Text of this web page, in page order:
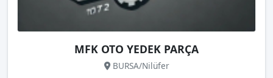
MFK OTO YEDEK PARÇA
BURSA/Nilüfer